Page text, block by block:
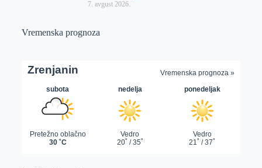
7. avgust 2026.
Vremenska prognoza